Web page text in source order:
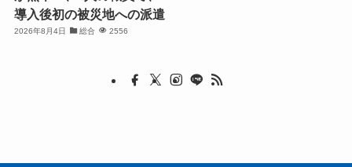
導入後初の被災地への派遣
2026年8月4日 総合 2556